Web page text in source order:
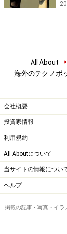
All About >
海外のテクノポ
会社概要
投資家情報
利用規約
All Aboutについて
当サイトの情報につい
ヘルプ
掲載の記事・写真・イラ